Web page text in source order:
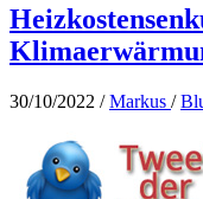
30/10/2022 /Markus /